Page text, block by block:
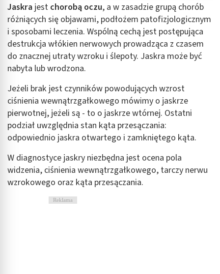
Jaskra jest chorobą oczu, a w zasadzie grupą chorób
różniących się objawami, podłożem patofizjologicznym
i sposobami leczenia. Wspólną cechą jest postępująca
destrukcja włókien nerwowych prowadząca z czasem
do znacznej utraty wzroku i ślepoty. Jaskra może być
nabyta lub wrodzona.
Jeżeli brak jest czynników powodujących wzrost
ciśnienia wewnątrzgałkowego mówimy o jaskrze
pierwotnej, jeżeli są - to o jaskrze wtórnej. Ostatni
podział uwzględnia stan kąta przesączania:
odpowiednio jaskra otwartego i zamkniętego kąta.
W diagnostyce jaskry niezbędna jest ocena pola
widzenia, ciśnienia wewnątrzgałkowego, tarczy nerwu
wzrokowego oraz kąta przesączania.
Reklama